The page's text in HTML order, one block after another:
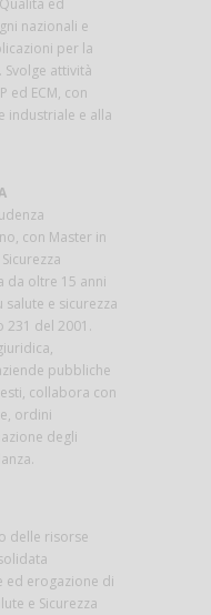
ed
nazionali e
per la
attività
ed ECM, con
industriale e alla
con Master in
da oltre 15 anni
e sicurezza
231 del 2001.
pubbliche
collabora con
ordini
degli
delle risorse
ed erogazione di
e Sicurezza